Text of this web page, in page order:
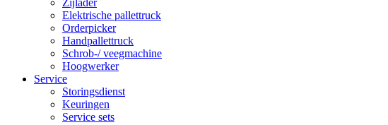
Zijlader
Elektrische pallettruck
Orderpicker
Handpallettruck
Schrob-/ veegmachine
Hoogwerker
Service
Storingsdienst
Keuringen
Service sets